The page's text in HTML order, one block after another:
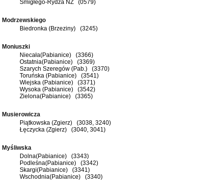
Śmigłego-Rydza NŻ (0579)
Modrzewskiego
Biedronka (Brzeziny) (3245)
Moniuszki
Niecała(Pabianice) (3366)
Ostatnia(Pabianice) (3369)
Szarych Szeregów (Pab.) (3370)
Toruńska (Pabianice) (3541)
Wiejska (Pabianice) (3371)
Wysoka (Pabianice) (3542)
Zielona(Pabianice) (3365)
Musierowicza
Piątkowska (Zgierz) (3038, 3240)
Łęczycka (Zgierz) (3040, 3041)
Myśliwska
Dolna(Pabianice) (3343)
Podleśna(Pabianice) (3342)
Skargi(Pabianice) (3341)
Wschodnia(Pabianice) (3340)